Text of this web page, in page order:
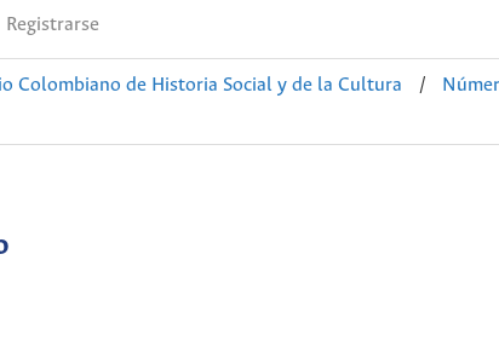
Registrarse
Colombiano de Historia Social y de la Cultura /